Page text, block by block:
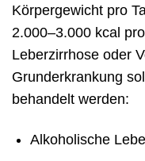
Körpergewicht pro
2.000–3.000 kcal
Leberzirrhose oder
Grunderkrankung
behandelt werden:
Alkoholische